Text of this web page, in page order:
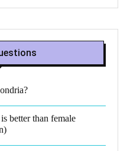
better than female